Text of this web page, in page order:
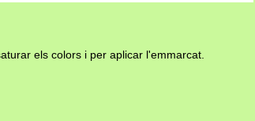
els colors i per aplicar l'emmarcat.